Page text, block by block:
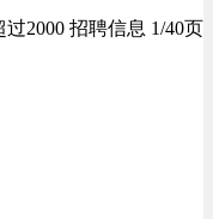
过2000 招聘信息 1/40页